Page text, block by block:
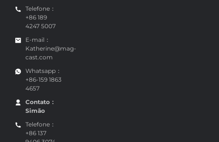
Telefone：
+86 189
E-mail：
Katherine@mag-
Whatsapp：
+86-159 1863
Contato：
Telefone：